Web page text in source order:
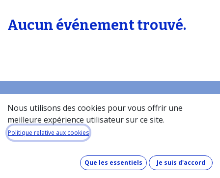
Aucun événement trouvé.
Accueil
À propos de la base de donneés​
Quel est le coût de la base de données ?
Comment fonctionne la base de données ?
Que contient la base de données ?
Nous utilisons des cookies pour vous offrir une
meilleure expérience utilisateur sur ce site.
Politique relative aux cookies
Que les essentiels Je suis d'accord